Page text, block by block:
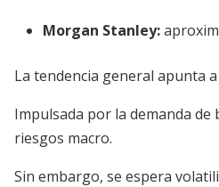
Morgan Stanley:
La tendencia general apunta
Impulsada por la demanda de
riesgos macro.
Sin embargo, se espera